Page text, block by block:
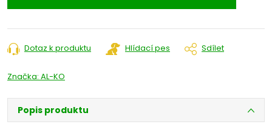
Dotaz k produktu Hlídací pes Sdílet
Značka: AL-KO
Popis produktu